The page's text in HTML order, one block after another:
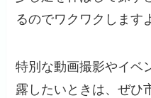
るのでワクワクします
特別な動画撮影やイベ
露したいときは、ぜひ